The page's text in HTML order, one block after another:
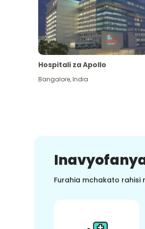
Hospitali za Apollo
Bangalore,India
Furahia mchakato rahisi